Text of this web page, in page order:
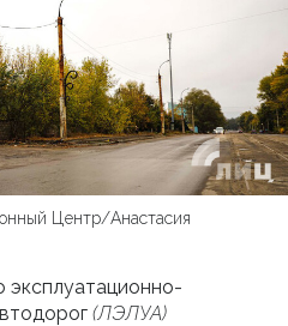
Центр/Анастасия
эксплуатационно-
(ЛЭЛУА)